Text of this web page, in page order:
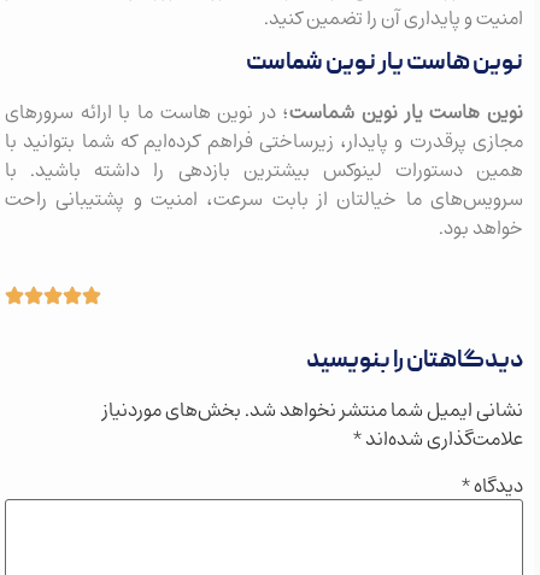
و پایداری آن را تضمین کنید.
هاست یار نوین شماست
هاست یار نوین شماست؛ در نوین هاست ما با ارائه سرورهای
پرقدرت و پایدار، زیرساختی فراهم کرده‌ایم که شما بتوانید با
دستورات لینوکس بیشترین بازدهی را داشته باشید. با
ما خیالتان از بابت سرعت، امنیت و پشتیبانی راحت
بود.
را بنویسید
ایمیل شما منتشر نخواهد شد.بخش‌های موردنیاز
شده‌اند*
*